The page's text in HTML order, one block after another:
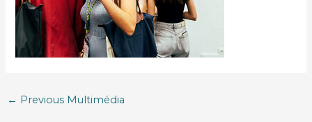
← Previous Multimédia